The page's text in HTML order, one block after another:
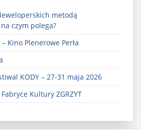
metodą
czym polega?
Kino Plenerowe Perła
KODY – 27-31 maja 2026
Kultury ZGRZYT